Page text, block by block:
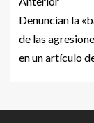
Denuncian la
de las
en un artículo